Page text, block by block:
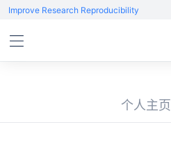
Improve Research Reproducibility
个人主页